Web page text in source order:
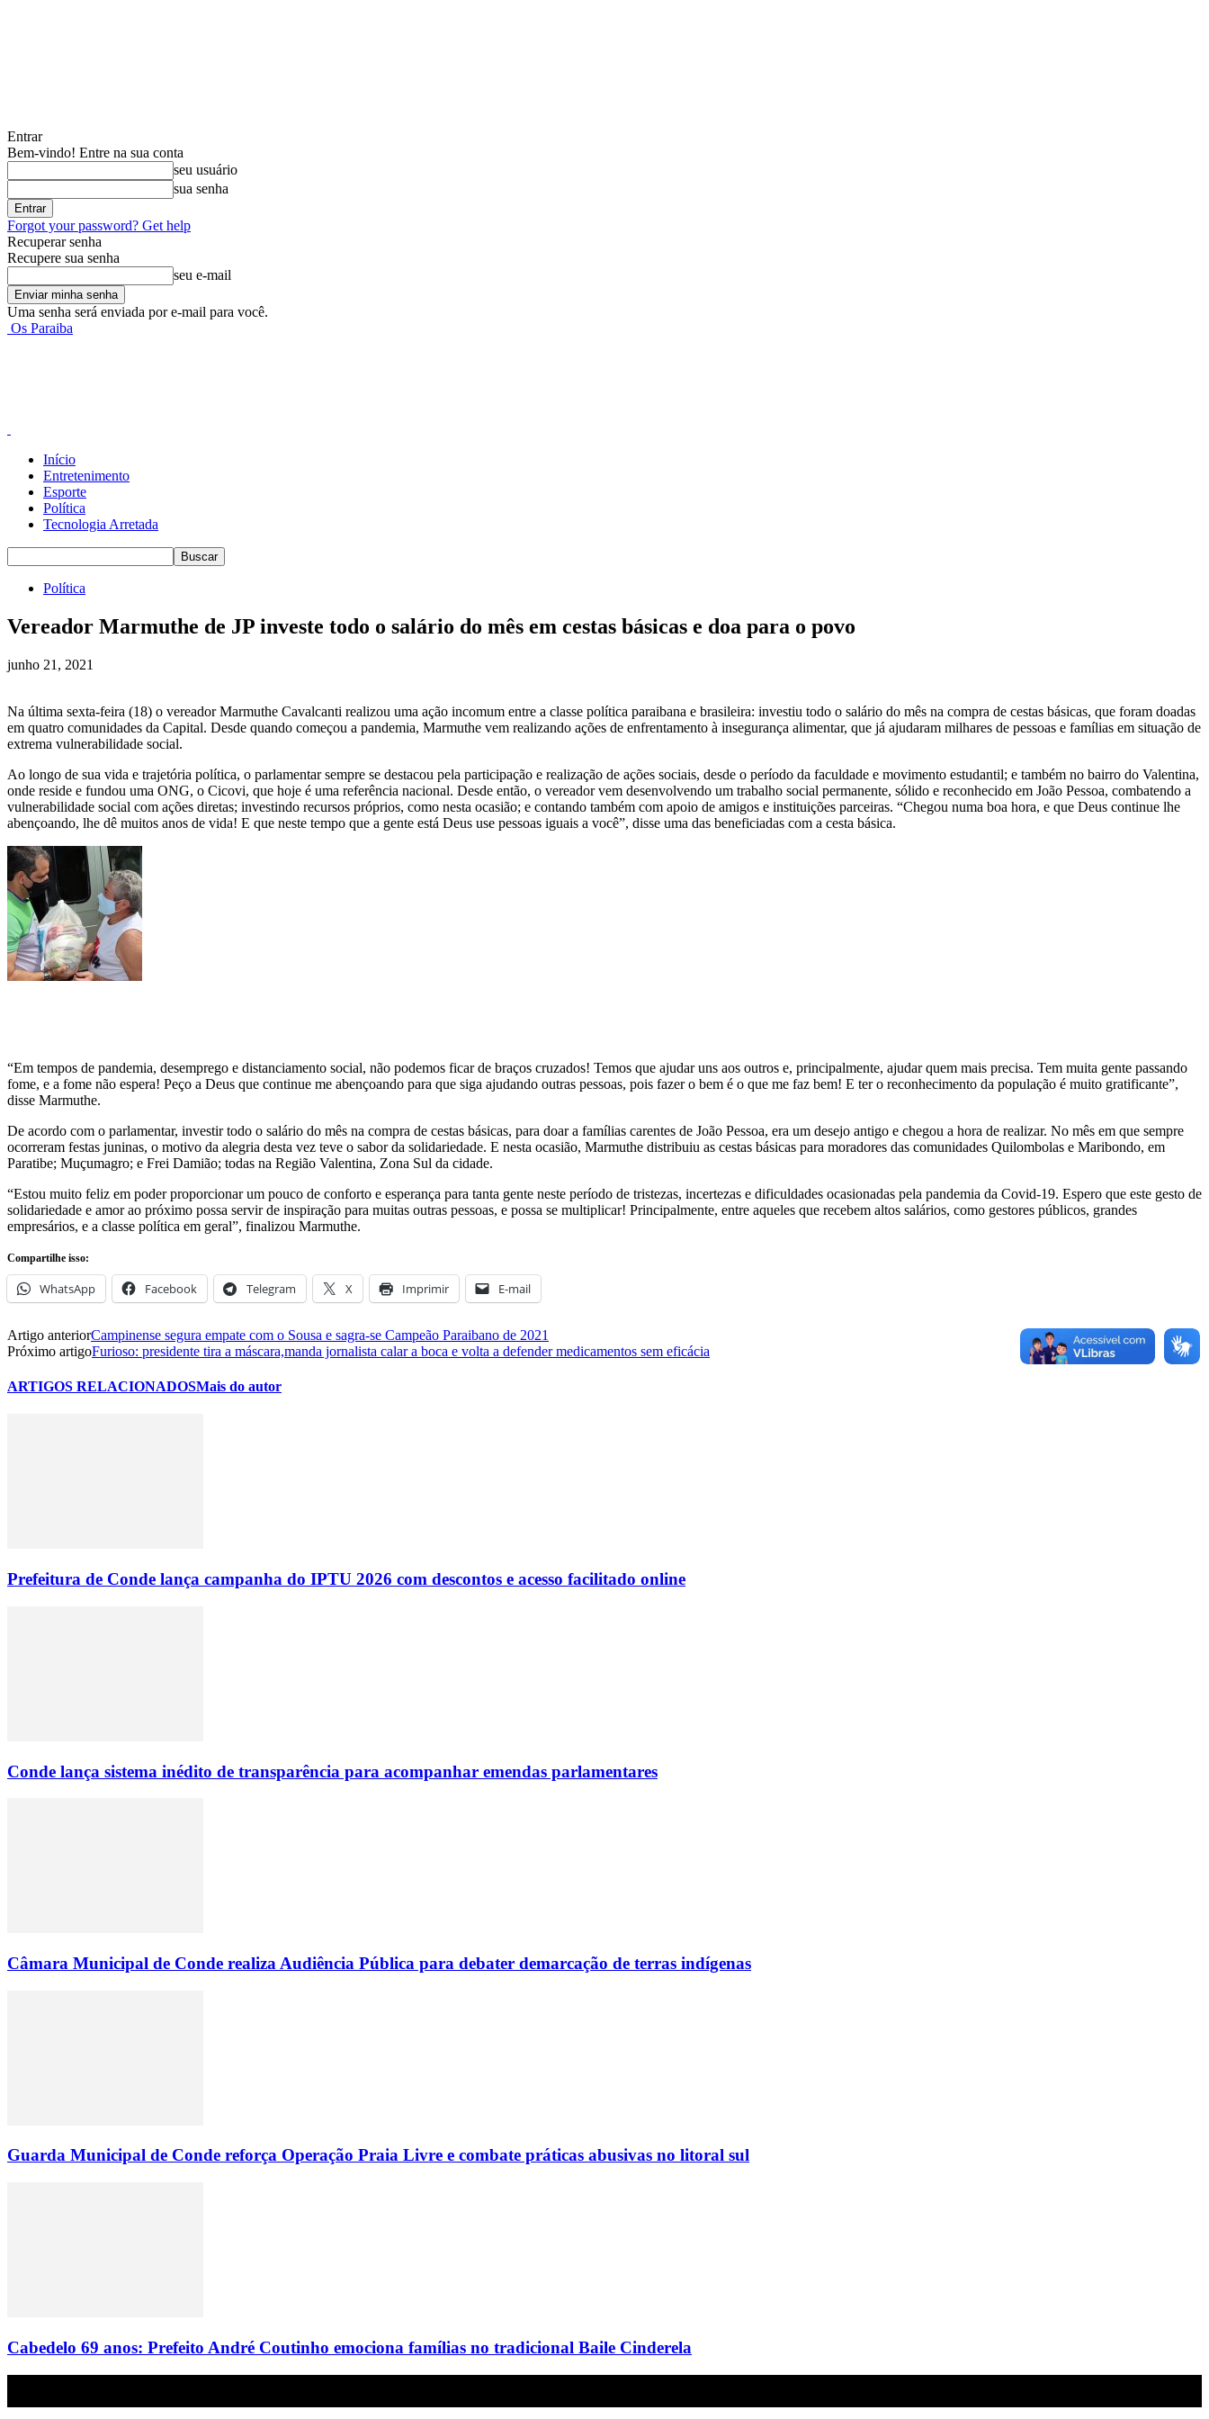
Entrar
Bem-vindo! Entre na sua conta
seu usuário
sua senha
Forgot your password? Get help
Recuperar senha
Recupere sua senha
seu e-mail
Uma senha será enviada por e-mail para você.
Os Paraiba
Início
Entretenimento
Esporte
Política
Tecnologia Arretada
Política
Vereador Marmuthe de JP investe todo o salário do mês em cestas básicas e doa para o povo
junho 21, 2021
Na última sexta-feira (18) o vereador Marmuthe Cavalcanti realizou uma ação incomum entre a classe política paraibana e brasileira: investiu todo o salário do mês na compra de cestas básicas, que foram doadas
em quatro comunidades da Capital. Desde quando começou a pandemia, Marmuthe vem realizando ações de enfrentamento à insegurança alimentar, que já ajudaram milhares de pessoas e famílias em situação de
extrema vulnerabilidade social.
Ao longo de sua vida e trajetória política, o parlamentar sempre se destacou pela participação e realização de ações sociais, desde o período da faculdade e movimento estudantil; e também no bairro do Valentina,
onde reside e fundou uma ONG, o Cicovi, que hoje é uma referência nacional. Desde então, o vereador vem desenvolvendo um trabalho social permanente, sólido e reconhecido em João Pessoa, combatendo a
vulnerabilidade social com ações diretas; investindo recursos próprios, como nesta ocasião; e contando também com apoio de amigos e instituições parceiras. “Chegou numa boa hora, e que Deus continue lhe
abençoando, lhe dê muitos anos de vida! E que neste tempo que a gente está Deus use pessoas iguais a você”, disse uma das beneficiadas com a cesta básica.
“Em tempos de pandemia, desemprego e distanciamento social, não podemos ficar de braços cruzados! Temos que ajudar uns aos outros e, principalmente, ajudar quem mais precisa. Tem muita gente passando
fome, e a fome não espera! Peço a Deus que continue me abençoando para que siga ajudando outras pessoas, pois fazer o bem é o que me faz bem! E ter o reconhecimento da população é muito gratificante”,
disse Marmuthe.
De acordo com o parlamentar, investir todo o salário do mês na compra de cestas básicas, para doar a famílias carentes de João Pessoa, era um desejo antigo e chegou a hora de realizar. No mês em que sempre
ocorreram festas juninas, o motivo da alegria desta vez teve o sabor da solidariedade. E nesta ocasião, Marmuthe distribuiu as cestas básicas para moradores das comunidades Quilombolas e Maribondo, em
Paratibe; Muçumagro; e Frei Damião; todas na Região Valentina, Zona Sul da cidade.
“Estou muito feliz em poder proporcionar um pouco de conforto e esperança para tanta gente neste período de tristezas, incertezas e dificuldades ocasionadas pela pandemia da Covid-19. Espero que este gesto de
solidariedade e amor ao próximo possa servir de inspiração para muitas outras pessoas, e possa se multiplicar! Principalmente, entre aqueles que recebem altos salários, como gestores públicos, grandes
empresários, e a classe política em geral”, finalizou Marmuthe.
Compartilhe isso:
WhatsApp Facebook Telegram X Imprimir E-mail
Artigo anteriorCampinense segura empate com o Sousa e sagra-se Campeão Paraibano de 2021
Próximo artigoFurioso: presidente tira a máscara,manda jornalista calar a boca e volta a defender medicamentos sem eficácia
ARTIGOS RELACIONADOSMais do autor
Prefeitura de Conde lança campanha do IPTU 2026 com descontos e acesso facilitado online
Conde lança sistema inédito de transparência para acompanhar emendas parlamentares
Câmara Municipal de Conde realiza Audiência Pública para debater demarcação de terras indígenas
Guarda Municipal de Conde reforça Operação Praia Livre e combate práticas abusivas no litoral sul
Cabedelo 69 anos: Prefeito André Coutinho emociona famílias no tradicional Baile Cinderela